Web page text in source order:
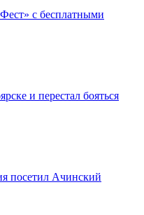
с бесплатными
и перестал бояться
посетил Ачинский